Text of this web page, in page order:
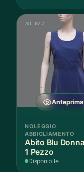
Anteprima
AD 027
NOLEGGIO
ABBIGLIAMENTO
Abito Blu Donna S -
1 Pezzo
Disponibile